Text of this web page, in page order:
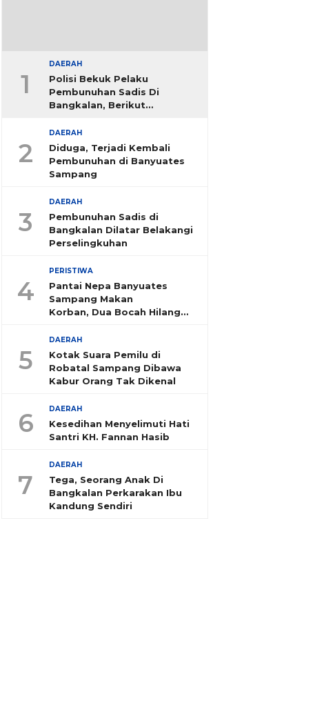
1
DAERAH
Polisi Bekuk Pelaku
Pembunuhan Sadis Di
Bangkalan, Berikut
2
DAERAH
Diduga, Terjadi Kembali
Pembunuhan di Banyuates
Sampang
3
DAERAH
Pembunuhan Sadis di
Bangkalan Dilatar Belakangi
Perselingkuhan
4
PERISTIWA
Pantai Nepa Banyuates
Sampang Makan
Korban, Dua Bocah Hilang
5
DAERAH
Kotak Suara Pemilu di
Robatal Sampang Dibawa
Kabur Orang Tak Dikenal
6 DAERAH
Kesedihan Menyelimuti Hati
Santri KH. Fannan Hasib
7
DAERAH
Tega, Seorang Anak Di
Bangkalan Perkarakan Ibu
Kandung Sendiri